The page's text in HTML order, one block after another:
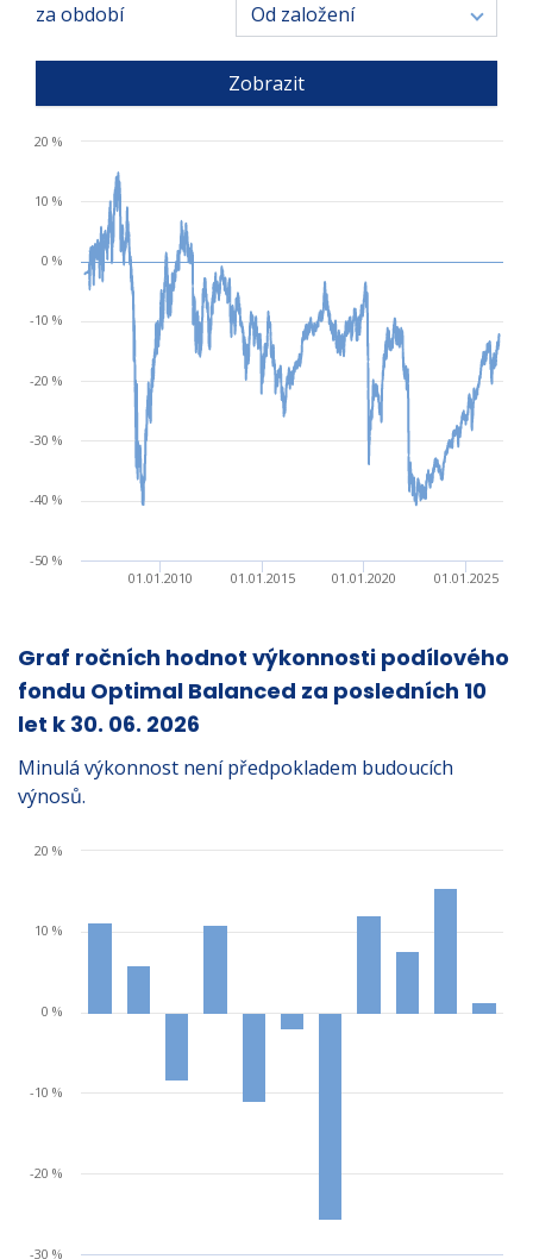
za období Od založení
Zobrazit
01.01.2010 01.01.2015 01.01.2020 01.01.2025
-50 %
-40 %
-30 %
-20 %
-10 %
0 %
10 %
20 %
Graf ročních hodnot výkonnosti podílového
fondu Optimal Balanced za posledních 10
let k 30. 06. 2026
Minulá výkonnost není předpokladem budoucích
výnosů.
-30 %
-20 %
-10 %
0 %
10 %
20 %